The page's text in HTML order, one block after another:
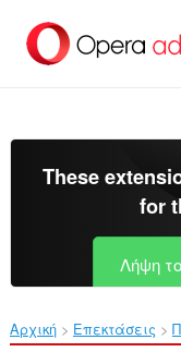
στο
κύριο
These
for
Λήψη
Αρχική Επεκτάσεις